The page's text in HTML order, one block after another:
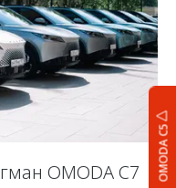
OMODA C5
OMODA C7